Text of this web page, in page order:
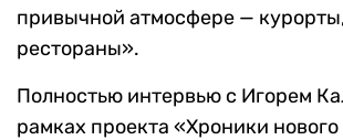
привычной атмосфере —
рестораны».
Полностью интервью с Игорем
рамках проекта «Хроники